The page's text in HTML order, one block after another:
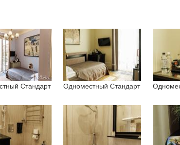
Стандарт Одноместный Стандарт